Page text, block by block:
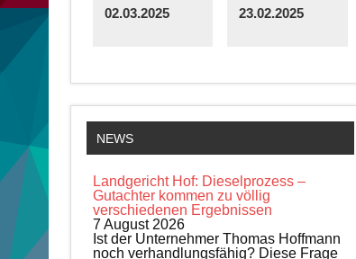
02.03.2025
23.02.2025
NEWS
Landgericht Hof: Dieselprozess –
Gutachter kommen zu völlig
verschiedenen Ergebnissen
7 August 2026
Ist der Unternehmer Thomas Hoffmann
noch verhandlungsfähig? Diese Frage